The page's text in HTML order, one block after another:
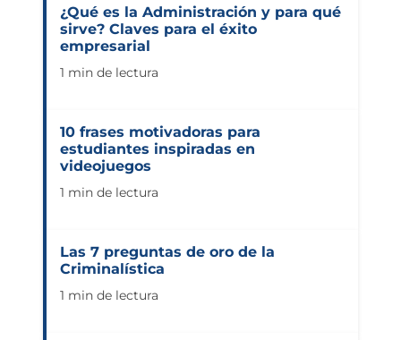
¿Qué es la Administración y para qué
sirve? Claves para el éxito
empresarial
1 min de lectura
10 frases motivadoras para
estudiantes inspiradas en
videojuegos
1 min de lectura
Las 7 preguntas de oro de la
Criminalística
1 min de lectura